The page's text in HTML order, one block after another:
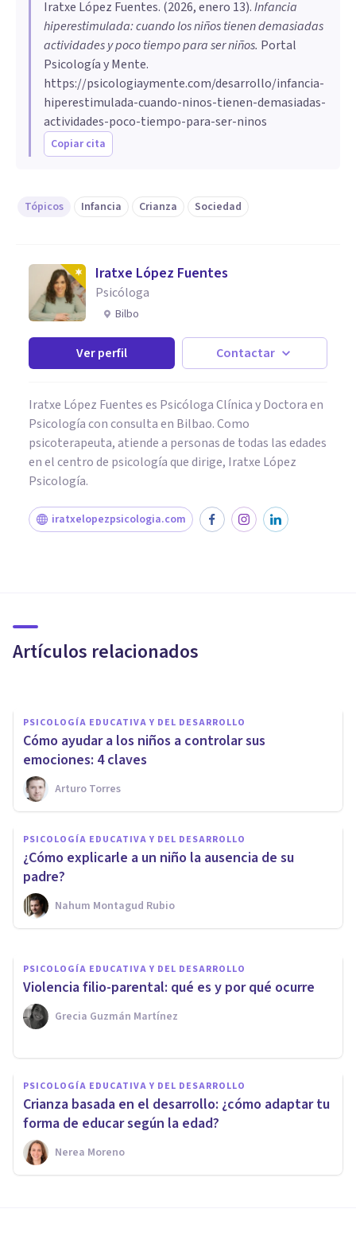
Iratxe López Fuentes. (2026, enero 13).Infancia
hiperestimulada: cuando los niños tienen demasiadas
actividades y poco tiempo para ser niños. Portal
Psicología y Mente.
https://psicologiaymente.com/desarrollo/infancia-
hiperestimulada-cuando-ninos-tienen-demasiadas-
actividades-poco-tiempo-para-ser-ninos
Copiar cita
Tópicos Infancia Crianza Sociedad
Iratxe López Fuentes
Psicóloga
Bilbo
Ver perfil Contactar
Iratxe López Fuentes es Psicóloga Clínica y Doctora en
Psicología con consulta en Bilbao. Como
psicoterapeuta, atiende a personas de todas las edades
en el centro de psicología que dirige, Iratxe López
Psicología.
iratxelopezpsicologia.com
Artículos relacionados
Infantil?
PSICOLOGÍA EDUCATIVA Y DEL DESARROLLO
Cómo ayudar a los niños a controlar sus
emociones: 4 claves
Arturo Torres
PSICOLOGÍA EDUCATIVA Y DEL DESARROLLO
¿Cómo explicarle a un niño la ausencia de su
padre?
Nahum Montagud Rubio
PSICOLOGÍA EDUCATIVA Y DEL DESARROLLO
Tipos de apego y sus
consecuencias en la vida
adulta
Cribecca
PSICOLOGÍA EDUCATIVA Y DEL DESARROLLO
Violencia filio-parental: qué es y por qué ocurre
Grecia Guzmán Martínez
PSICOLOGÍA EDUCATIVA Y DEL DESARROLLO
Crianza basada en el desarrollo: ¿cómo adaptar tu
forma de educar según la edad?
Nerea Moreno